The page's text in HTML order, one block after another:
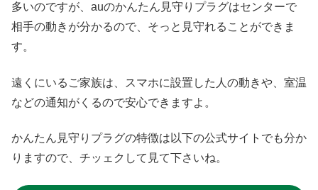
多いのですが、auのかんたん見守りプラグはセンターで
相手の動きが分かるので、そっと見守れることができま
す。
遠くにいるご家族は、スマホに設置した人の動きや、室温
などの通知がくるので安心できますよ。
かんたん見守りプラグの特徴は以下の公式サイトでも分か
りますので、チッェクして見て下さいね。